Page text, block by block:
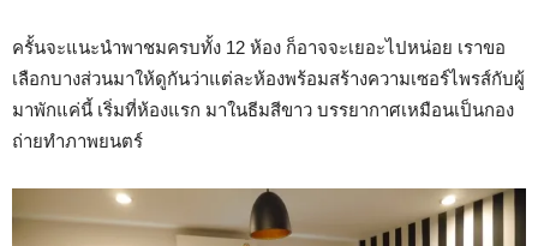
ครั้นจะแนะนำพาชมครบทั้ง 12 ห้อง ก็อาจจะเยอะไปหน่อย เราขอ
เลือกบางส่วนมาให้ดูกันว่าแต่ละห้องพร้อมสร้างความเซอร์ไพรส์กับผู้
มาพักแค่นี้ เริ่มที่ห้องแรก มาในธีมสีขาว บรรยากาศเหมือนเป็นกอง
ถ่ายทำภาพยนตร์